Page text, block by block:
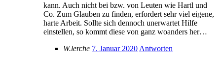
kann. Auch nicht bei bzw. von Leuten wie Hartl und
Co. Zum Glauben zu finden, erfordert sehr viel eigene,
harte Arbeit. Sollte sich dennoch unerwartet Hilfe
einstellen, so kommt diese von ganz woanders her…
W.lerche 7. Januar 2020 Antworten